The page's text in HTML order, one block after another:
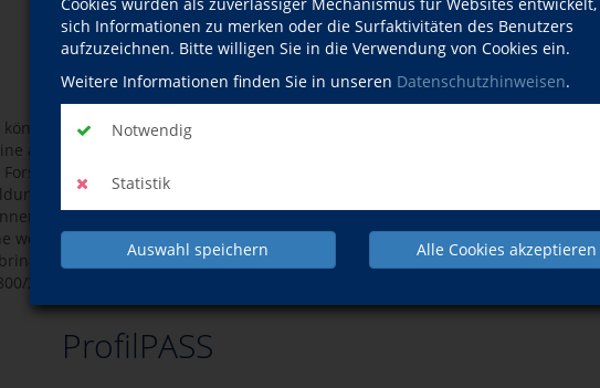
sich Informationen zu merken oder die Surfaktivitäten des Benutzers
aufzuzeichnen. Bitte willigen Sie in die Verwendung von Cookies ein.
Weitere Informationen finden Sie in unseren Datenschutzhinweisen.
Notwendig
Statistik
Auswahl speichern Alle Cookies akzeptieren
Sie seit dem 1.1.2009 in ausgewählten Beratungsstellen, so auch
anfragen. Die Bildungsprämie wird aus Mitteln des
und aus dem Europäischen Sozialfonds der Europäischen
eingeführt, damit mehr Menschen durch Weiterbildung
– vor allem diejenigen, die aufgrund ihres Einkommens bislang die
weiteres tragen konnten. Nähere Informationen erhalten Sie in unserer
Gaspar-Martins unter 06171/58480 oder
info@vhs-hochtaunus.de
2623000 und
ProfilPASS